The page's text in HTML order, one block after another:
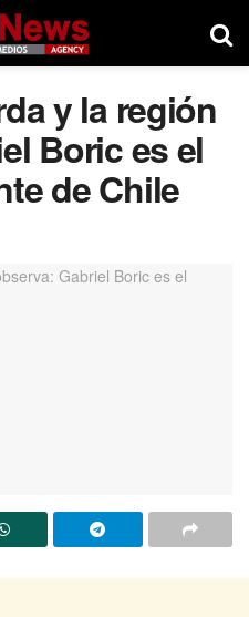
y la región
Boric es el
de Chile